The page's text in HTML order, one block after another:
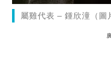
屬雞代表 – 鍾欣潼（圖